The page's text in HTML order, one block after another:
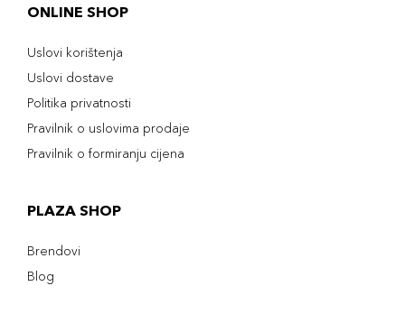
ONLINE SHOP
Uslovi korištenja
Uslovi dostave
Politika privatnosti
Pravilnik o uslovima prodaje
Pravilnik o formiranju cijena
PLAZA SHOP
Brendovi
Blog